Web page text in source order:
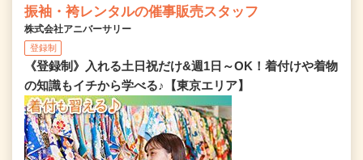
振袖・袴レンタルの催事販売スタッフ
株式会社アニバーサリー
登録制
《登録制》入れる土日祝だけ&週1日～OK！着付けや着物
の知識もイチから学べる♪【東京エリア】